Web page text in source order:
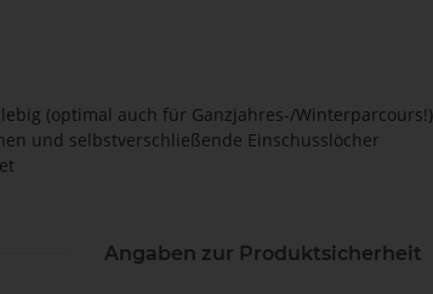
(optimal auch für Ganzjahres-/Winterparcours!)
und selbstverschließende Einschusslöcher
Angaben zur Produktsicherheit